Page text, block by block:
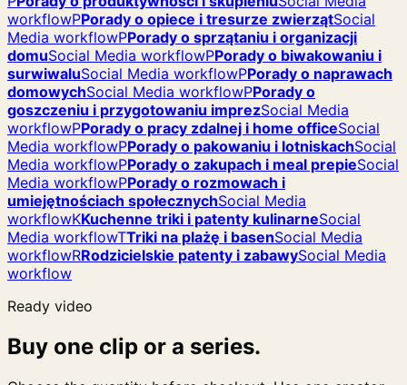
workflowPPorady o opiece i tresurze zwierzątSocial
Media workflowPPorady o sprzątaniu i organizacji
domuSocial Media workflowPPorady o biwakowaniu i
surwiwaluSocial Media workflowPPorady o naprawach
domowychSocial Media workflowPPorady o
goszczeniu i przygotowaniu imprezSocial Media
workflowPPorady o pracy zdalnej i home officeSocial
Media workflowPPorady o pakowaniu i lotniskachSocial
Media workflowPPorady o zakupach i meal prepieSocial
Media workflowPPorady o rozmowach i
umiejętnościach społecznychSocial Media
workflowKKuchenne triki i patenty kulinarneSocial
Media workflowTTriki na plażę i basenSocial Media
workflowRRodzicielskie patenty i zabawySocial Media
workflow
Ready video
Buy one clip or a series.